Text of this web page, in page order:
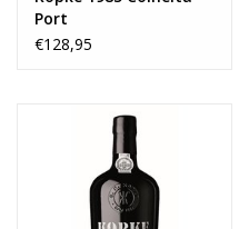
Port
€128,95